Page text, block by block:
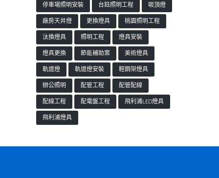
停車場照明安裝
台鈺照明工程
吸頂燈
廠房天井燈
更換燈具
桃園照明工程
汰換燈具
照明工程
燈具安裝
燈具更換
節能補助案
美術燈具
軌道燈
軌道燈安裝
輕鋼架燈具
辦公照明
配管工程
配管配線
配線工程
配電盤工程
飛利浦LED燈具
飛利浦燈具